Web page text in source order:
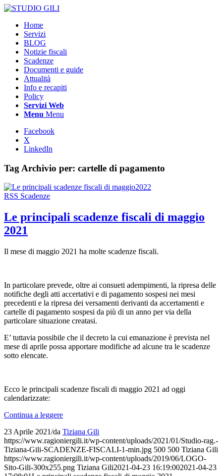
Home
Servizi
BLOG
Notizie fiscali
Scadenze
Documenti e guide
Attualità
Info e recapiti
Policy
Servizi Web
Menu Menu
Facebook
X
LinkedIn
Tag Archivio per: cartelle di pagamento
RSS Scadenze
Le principali scadenze fiscali di maggio
2021
Il mese di maggio 2021 ha molte scadenze fiscali.
In particolare prevede, oltre ai consueti adempimenti, la ripresa delle
notifiche degli atti accertativi e di pagamento sospesi nei mesi
precedenti e la ripresa dei versamenti derivanti da accertamenti e
cartelle di pagamento sospesi da più di un anno per via della
particolare situazione creatasi.
E’ tuttavia possibile che il decreto la cui emanazione è prevista nel
mese di aprile possa apportare modifiche ad alcune tra le scadenze
sotto elencate.
Ecco le principali scadenze fiscali di maggio 2021 ad oggi
calendarizzate:
Continua a leggere
23 Aprile 2021/da Tiziana Gili
https://www.ragioniergili.it/wp-content/uploads/2021/01/Studio-rag.-
Tiziana-Gili-SCADENZE-FISCALI-1-min.jpg 500 500 Tiziana Gili
https://www.ragioniergili.it/wp-content/uploads/2019/06/LOGO-
Sito-Gili-300x255.png Tiziana Gili2021-04-23 16:19:002021-04-23